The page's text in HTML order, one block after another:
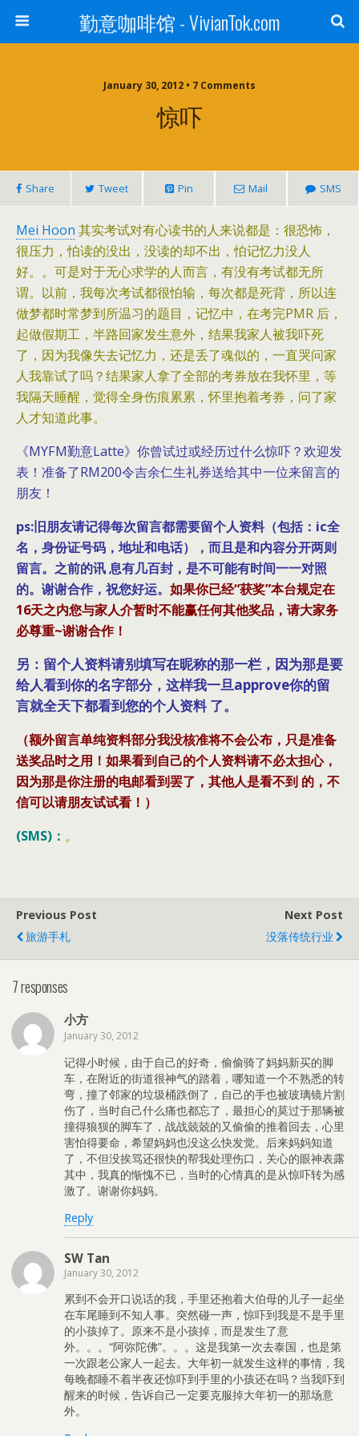
勤意咖啡馆 - VivianTok.com
January 30, 2012 • 7 Comments
惊吓
Share Tweet Pin Mail SMS
Mei Hoon 其实考试对有心读书的人来说都是：很恐怖，
很压力，怕读的没出，没读的却不出，怕记忆力没人
好。。可是对于无心求学的人而言，有没有考试都无所
谓。以前，我每次考试都很怕输，每次都是死背，所以连
做梦都时常梦到所温习的题目，记忆中，在考完PMR 后，
起做假期工，半路回家发生意外，结果我家人被我吓死
了，因为我像失去记忆力，还是丢了魂似的，一直哭问家
人我靠试了吗？结果家人拿了全部的考券放在我怀里，等
我隔天睡醒，觉得全身伤痕累累，怀里抱着考券，问了家
人才知道此事。
《MYFM勤意Latte》你曾试过或经历过什么惊吓？欢迎发
表！准备了RM200令吉余仁生礼券送给其中一位来留言的
朋友！
ps:旧朋友请记得每次留言都需要留个人资料（包括：ic全
名，身份证号码，地址和电话），而且是和内容分开两则
留言。之前的讯 息有几百封，是不可能有时间一一对照
的。谢谢合作，祝您好运。 如果你已经“获奖”本台规定在
16天之内您与家人介暂时不能赢任何其他奖品，请大家务
必尊重~谢谢合作！
另：留个人资料请别填写在昵称的那一栏，因为那是要
给人看到你的名字部分，这样我一旦approve你的留
言就全天下都看到您的个人资料 了。
（额外留言单纯资料部分我没核准将不会公布，只是准备
送奖品时之用！如果看到自己的个人资料请不必太担心，
因为那是你注册的电邮看到罢了，其他人是看不到 的，不
信可以请朋友试试看！）
(SMS)： 。
Previous Post
旅游手札
Next Post
没落传统行业
7 responses
小方
January 30, 2012
记得小时候，由于自己的好奇，偷偷骑了妈妈新买的脚
车，在附近的街道很神气的踏着，哪知道一个不熟悉的转
弯，撞了邻家的垃圾桶跌倒了，自己的手也被玻璃镜片割
伤了，当时自己什么痛也都忘了，最担心的莫过于那辆被
撞得狼狈的脚车了，战战兢兢的又偷偷的推着回去，心里
害怕得要命，希望妈妈也没这么快发觉。后来妈妈知道
了，不但没挨骂还很快的帮我处理伤口，关心的眼神表露
其中，我真的惭愧不已，当时的心情真的是从惊吓转为感
激了。谢谢你妈妈。
Reply
SW Tan
January 30, 2012
累到不会开口说话的我，手里还抱着大伯母的儿子一起坐
在车尾睡到不知人事。突然碰一声，惊吓到我是不是手里
的小孩掉了。原来不是小孩掉，而是发生了意
外。。。“阿弥陀佛”。。。这是我第一次去泰国，也是第
一次跟老公家人一起去。大年初一就发生这样的事情，我
每晚都睡不着半夜还惊吓到手里的小孩还在吗？当我吓到
醒来的时候，告诉自己一定要克服掉大年初一的那场意
外。